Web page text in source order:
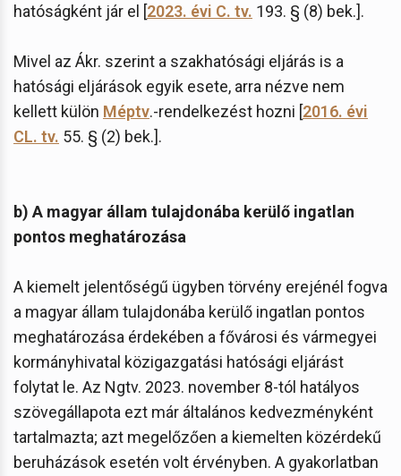
hatóságként jár el [2023. évi C. tv. 193. § (8) bek.].
Mivel az Ákr. szerint a szakhatósági eljárás is a
hatósági eljárások egyik esete, arra nézve nem
kellett külön Méptv.-rendelkezést hozni [2016. évi
CL. tv. 55. § (2) bek.].
b) A magyar állam tulajdonába kerülő ingatlan
pontos meghatározása
A kiemelt jelentőségű ügyben törvény erejénél fogva
a magyar állam tulajdonába kerülő ingatlan pontos
meghatározása érdekében a fővárosi és vármegyei
kormányhivatal közigazgatási hatósági eljárást
folytat le. Az Ngtv. 2023. november 8-tól hatályos
szövegállapota ezt már általános kedvezményként
tartalmazta; azt megelőzően a kiemelten közérdekű
beruházások esetén volt érvényben. A gyakorlatban